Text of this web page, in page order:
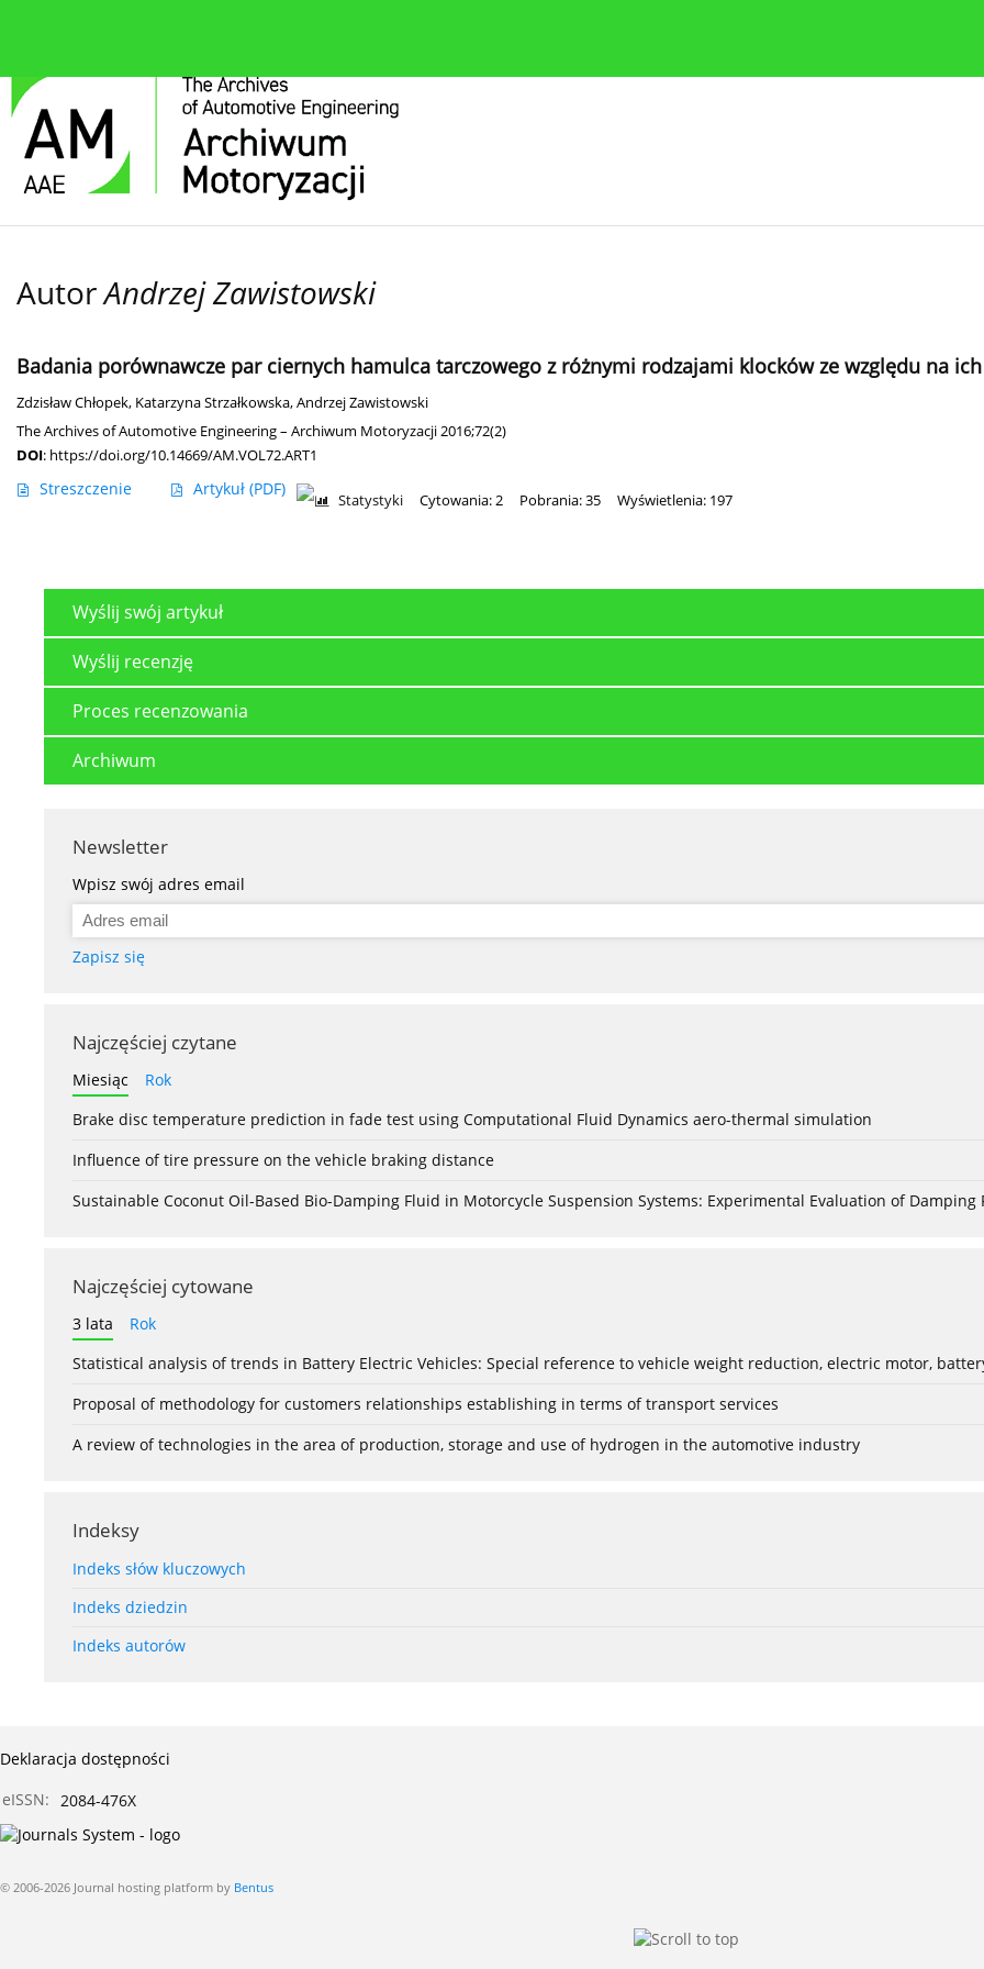
AutorAndrzej Zawistowski
Badania porównawcze par ciernych hamulca tarczowego z różnymi rodzajami klocków ze względu na
Zdzisław Chłopek, Katarzyna Strzałkowska,Andrzej Zawistowski
The Archives of Automotive Engineering – Archiwum Motoryzacji 2016;72(2)
DOI: https://doi.org/10.14669/AM.VOL72.ART1
Streszczenie Artykuł (PDF)
Statystyki Cytowania: 2 Pobrania: 35 Wyświetlenia: 197
Wyślij swój artykuł
Wyślij recenzję
Proces recenzowania
Archiwum
Newsletter
Wpisz swój adres email
Zapisz się
Najczęściej czytane
Miesiąc
Rok
Brake disc temperature prediction in fade test using Computational Fluid Dynamics aero-thermal simulation
Influence of tire pressure on the vehicle braking distance
Sustainable Coconut Oil-Based Bio-Damping Fluid in Motorcycle Suspension Systems: Experimental Evaluation of Damping
Najczęściej cytowane
3 lata
Rok
Statistical analysis of trends in Battery Electric Vehicles: Special reference to vehicle weight reduction, electric motor,
Proposal of methodology for customers relationships establishing in terms of transport services
A review of technologies in the area of production, storage and use of hydrogen in the automotive industry
Indeksy
Indeks słów kluczowych
Indeks dziedzin
Indeks autorów
Deklaracja dostępności
eISSN: 2084-476X
© 2006-2026 Journal hosting platform by Bentus